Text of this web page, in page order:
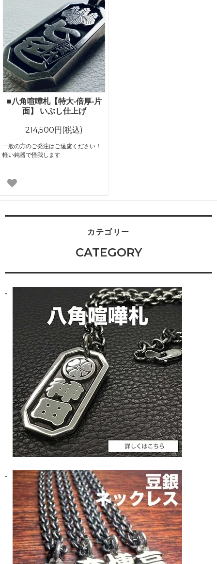
■八角喧嘩札【特大-倍厚-片
面】 いぶし仕上げ
214,500円(税込)
一般の方のご発注はご遠慮ください！
軽い鈍器で怪我します
カテゴリー
CATEGORY